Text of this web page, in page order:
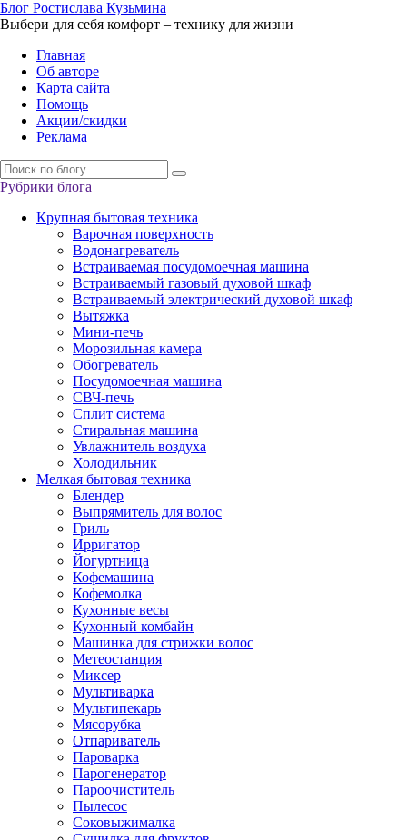
Блог Ростислава Кузьмина
Выбери для себя комфорт – технику для жизни
Главная
Об авторе
Карта сайта
Помощь
Акции/скидки
Реклама
Рубрики блога
Крупная бытовая техника
Варочная поверхность
Водонагреватель
Встраиваемая посудомоечная машина
Встраиваемый газовый духовой шкаф
Встраиваемый электрический духовой шкаф
Вытяжка
Мини-печь
Морозильная камера
Обогреватель
Посудомоечная машина
СВЧ-печь
Сплит система
Стиральная машина
Увлажнитель воздуха
Холодильник
Мелкая бытовая техника
Блендер
Выпрямитель для волос
Гриль
Ирригатор
Йогуртница
Кофемашина
Кофемолка
Кухонные весы
Кухонный комбайн
Машинка для стрижки волос
Метеостанция
Миксер
Мультиварка
Мультипекарь
Мясорубка
Отпариватель
Пароварка
Парогенератор
Пароочиститель
Пылесос
Соковыжималка